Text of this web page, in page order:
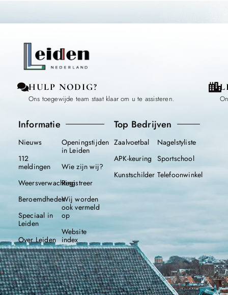
HULP NODIG?
Ons toegewijde team staat klaar om u te assisteren.
Informatie
Nieuws
112
meldingen
Weersverwachting
Beroemdheden
Speciaal in
Leiden
Over Leiden
Openingstijden
in Leiden
Wie zijn wij?
Registreer
Wij worden
ook vermeld
op
Website
index
Top Bedrijven
Zaalvoetbal
APK-keuring
Kunstschilder
Nagelstyliste
Sportschool
Telefoonwinkel